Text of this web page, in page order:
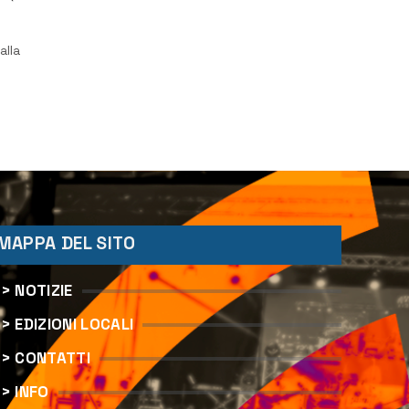
DEL SITO
> NOTIZIE
> EDIZIONI LOCALI
> CONTATTI
> INFO